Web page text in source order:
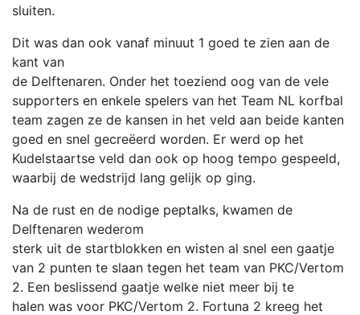
sluiten.
Dit was dan ook vanaf minuut 1 goed te zien aan de
kant van
de Delftenaren. Onder het toeziend oog van de vele
supporters en enkele spelers van het Team NL korfbal
team zagen ze de kansen in het veld aan beide kanten
goed en snel gecreëerd worden. Er werd op het
Kudelstaartse veld dan ook op hoog tempo gespeeld,
waarbij de wedstrijd lang gelijk op ging.
Na de rust en de nodige peptalks, kwamen de
Delftenaren wederom
sterk uit de startblokken en wisten al snel een gaatje
van 2 punten te slaan tegen het team van PKC/Vertom
2. Een beslissend gaatje welke niet meer bij te
halen was voor PKC/Vertom 2. Fortuna 2 kreeg het